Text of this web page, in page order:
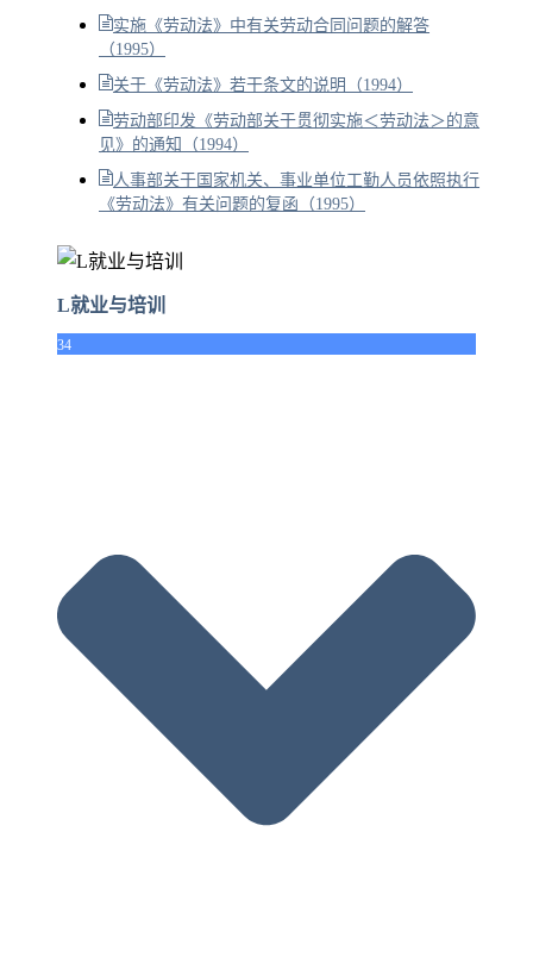
实施《劳动法》中有关劳动合同问题的解答
（1995）
关于《劳动法》若干条文的说明（1994）
劳动部印发《劳动部关于贯彻实施＜劳动法＞的意
见》的通知（1994）
人事部关于国家机关、事业单位工勤人员依照执行
《劳动法》有关问题的复函（1995）
L就业与培训
34